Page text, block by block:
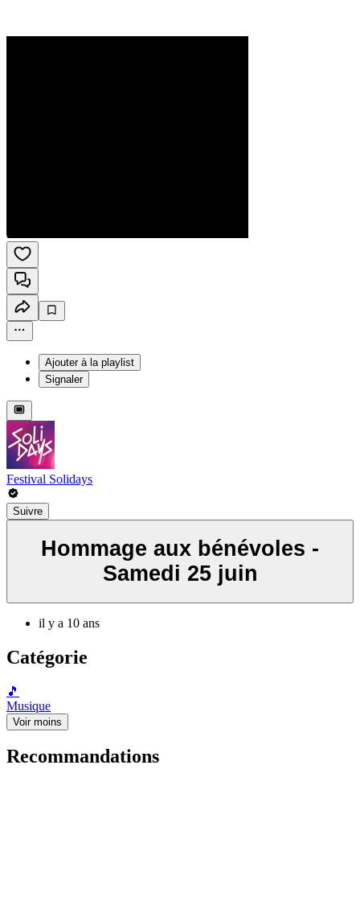
Ajouter à la playlist
Signaler
Festival Solidays
Suivre
Hommage aux bénévoles -
Samedi 25 juin
il y a 10 ans
Catégorie
🎵
Musique
Voir moins
Recommandations